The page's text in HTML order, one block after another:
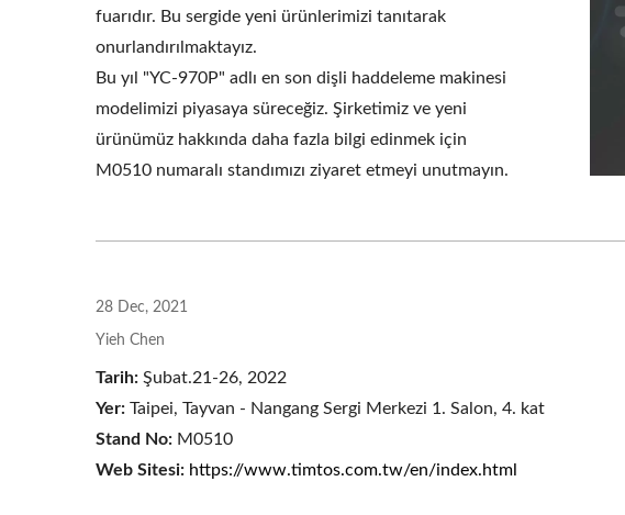
fuarıdır. Bu sergide yeni ürünlerimizi tanıtarak
onurlandırılmaktayız.
Bu yıl "YC-970P" adlı en son dişli haddeleme makinesi
modelimizi piyasaya süreceğiz. Şirketimiz ve yeni
ürünümüz hakkında daha fazla bilgi edinmek için
M0510 numaralı standımızı ziyaret etmeyi unutmayın.
28 Dec, 2021
Yieh Chen
Tarih: Şubat.21-26, 2022
Yer: Taipei, Tayvan - Nangang Sergi Merkezi 1. Salon, 4. kat
Stand No: M0510
Web Sitesi: https://www.timtos.com.tw/en/index.html
YC-1200 Dijitalleştirme